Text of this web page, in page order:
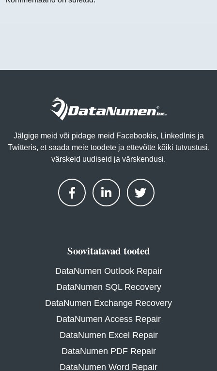
Jälgige meid või pidage meid Facebookis, LinkedInis ja
Twitteris, et saada meie toodete ja ettevõtte kõiki tutvustusi,
värskeid uudiseid ja värskendusi.
Soovitatavad tooted
DataNumen Outlook Repair
DataNumen SQL Recovery
DataNumen Exchange Recovery
DataNumen Access Repair
DataNumen Excel Repair
DataNumen PDF Repair
DataNumen Word Repair